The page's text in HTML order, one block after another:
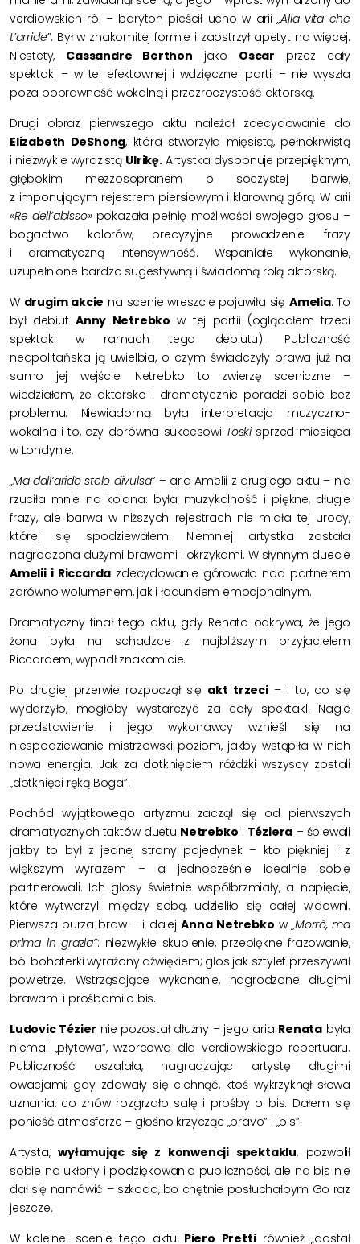
verdiowskich ról – baryton pieścił ucho w arii„Alla vita che
t’arride”. Był w znakomitej formie i zaostrzył apetyt na więcej.
Niestety, Cassandre Berthon jako Oscar przez cały
spektakl – w tej efektownej i wdzięcznej partii – nie wyszła
poza poprawność wokalną i przezroczystość aktorską.
Drugi obraz pierwszego aktu należał zdecydowanie do
Elizabeth DeShong, która stworzyła mięsistą, pełnokrwistą
i niezwykle wyrazistą Ulrikę.Artystka dysponuje przepięknym,
głębokim mezzosopranem o soczystej barwie,
z imponującym rejestrem piersiowym i klarowną górą. W arii
«Re dell’abisso»pokazała pełnię możliwości swojego głosu –
bogactwo kolorów, precyzyjne prowadzenie frazy
i dramatyczną intensywność. Wspaniałe wykonanie,
uzupełnione bardzo sugestywną i świadomą rolą aktorską.
W drugim akcie na scenie wreszcie pojawiła się Amelia. To
był debiutAnny Netrebko w tej partii (oglądałem trzeci
spektakl w ramach tego debiutu). Publiczność
neapolitańska ją uwielbia, o czym świadczyły brawa już na
samo jej wejście. Netrebko to zwierzę sceniczne –
wiedziałem, że aktorsko i dramatycznie poradzi sobie bez
problemu. Niewiadomą była interpretacja muzyczno-
wokalna i to, czy dorówna sukcesowi Toskisprzed miesiąca
w Londynie.
„Ma dall’arido stelo divulsa”– aria Amelii z drugiego aktu – nie
rzuciła mnie na kolana: była muzykalność i piękne, długie
frazy, ale barwa w niższych rejestrach nie miała tej urody,
której się spodziewałem. Niemniej artystka została
nagrodzona dużymi brawami i okrzykami. W słynnym duecie
Amelii i Riccarda zdecydowanie górowała nad partnerem
zarówno wolumenem, jak i ładunkiem emocjonalnym.
Dramatyczny finał tego aktu, gdy Renato odkrywa, że jego
żona była na schadzce z najbliższym przyjacielem
Riccardem, wypadł znakomicie.
Po drugiej przerwie rozpoczął się akt trzeci– i to, co się
wydarzyło, mogłoby wystarczyć za cały spektakl. Nagle
przedstawienie i jego wykonawcy wznieśli się na
niespodziewanie mistrzowski poziom, jakby wstąpiła w nich
nowa energia. Jak za dotknięciem różdżki wszyscy zostali
„dotknięci ręką Boga”.
Pochód wyjątkowego artyzmu zaczął się od pierwszych
dramatycznych taktów duetu Netrebko i Téziera – śpiewali
jakby to był z jednej strony pojedynek – kto piękniej i z
większym wyrazem – a jednocześnie idealnie sobie
partnerowali. Ich głosy świetnie współbrzmiały, a napięcie,
które wytworzyli między sobą, udzieliło się całej widowni.
Pierwsza burza braw – i dalejAnna Netrebko w„Morrò, ma
prima in grazia”: niezwykłe skupienie, przepiękne frazowanie,
ból bohaterki wyrażony dźwiękiem; głos jak sztylet przeszywał
powietrze. Wstrząsające wykonanie, nagrodzone długimi
brawami i prośbami o bis.
Ludovic Tézier nie pozostał dłużny – jego aria Renata była
niemal „płytowa”, wzorcowa dla verdiowskiego repertuaru.
Publiczność oszalała, nagradzając artystę długimi
owacjami; gdy zdawały się cichnąć, ktoś wykrzyknął słowa
uznania, co znów rozgrzało salę i prośby o bis. Dałem się
ponieść atmosferze – głośno krzycząc „bravo” i „bis”!
Artysta,wyłamując się z konwencji spektaklu, pozwolił
sobie na ukłony i podziękowania publiczności, ale na bis nie
dał się namówić – szkoda, bo chętnie posłuchałbym Go raz
jeszcze.
W kolejnej scenie tego aktu Piero Prettirównież „dostał